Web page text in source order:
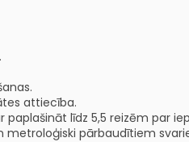
attiecība.
paplašināt līdz 5,5 reizēm par
metroloģiski pārbaudītiem